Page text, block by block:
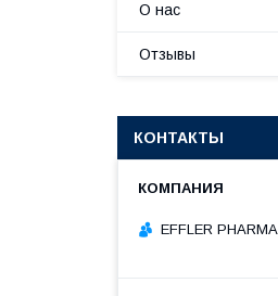
О нас
Отзывы
КОНТАКТЫ
EFFLER PHARMA